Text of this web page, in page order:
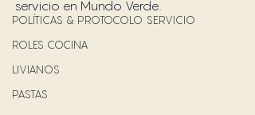
POLÍTICAS & PROTOCOLO SERVICIO
ROLES COCINA
LIVIANOS
PASTAS
servicio en Mundo Verde.